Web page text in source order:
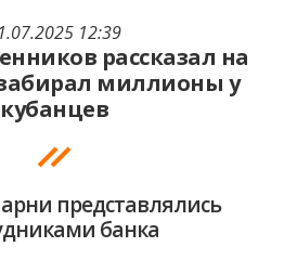
12:39
рассказал на
миллионы у
кубанцев
представлялись
банка